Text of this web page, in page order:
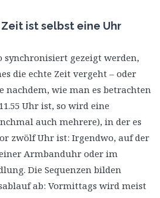
ist selbst eine Uhr
synchronisiert gezeigt werden,
die echte Zeit vergeht – oder
nachdem, wie man es betrachten
Uhr ist, so wird eine
auch mehrere), in der es
zwölf Uhr ist: Irgendwo, auf der
Armbanduhr oder im
Die Sequenzen bilden
ab: Vormittags wird meist